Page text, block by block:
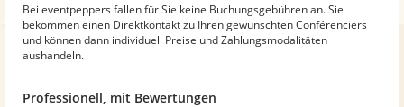
Bei eventpeppers fallen für Sie keine Buchungsgebühren an. Sie
bekommen einen Direktkontakt zu Ihren gewünschten Conférenciers
und können dann individuell Preise und Zahlungsmodalitäten
aushandeln.
Professionell, mit Bewertungen